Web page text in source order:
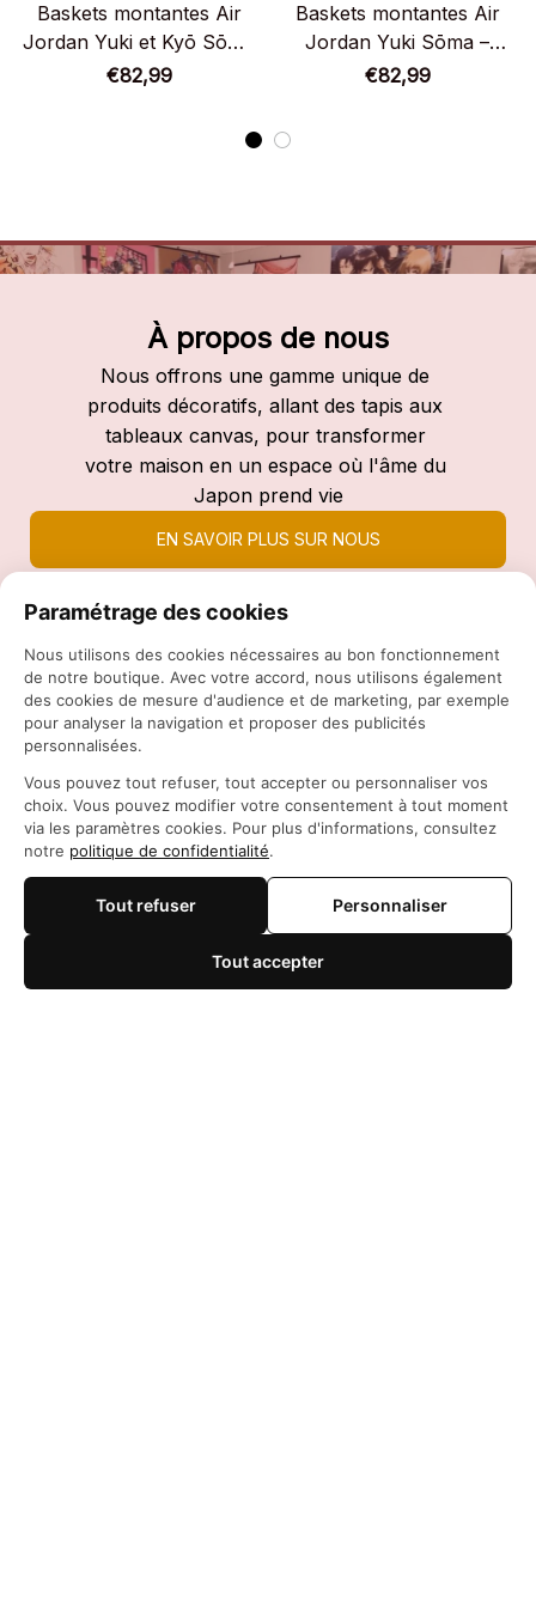
Baskets montantes Air
Jordan Yuki et Kyō Sōma
– Chaussures montantes
€82,99
Baskets montantes Air
Jordan Yuki Sōma –
Chaussures montantes
€82,99
À propos de nous
Nous offrons une gamme unique de
produits décoratifs, allant des tapis aux
tableaux canvas, pour transformer
votre maison en un espace où l'âme du
Japon prend vie
EN SAVOIR PLUS SUR NOUS
Siège social: 21 Rue des Filles du Calvaire, 75003
Paris, France
WhatsApp: https://wa.me/+84966206648
support@maisonotaku.com
Paramétrage des cookies
Nous utilisons des cookies nécessaires au bon fonctionnement
de notre boutique. Avec votre accord, nous utilisons également
des cookies de mesure d'audience et de marketing, par exemple
pour analyser la navigation et proposer des publicités
personnalisées.
Vous pouvez tout refuser, tout accepter ou personnaliser vos
choix. Vous pouvez modifier votre consentement à tout moment
via les paramètres cookies. Pour plus d'informations, consultez
notre politique de confidentialité.
Tout refuser Personnaliser
Tout accepter